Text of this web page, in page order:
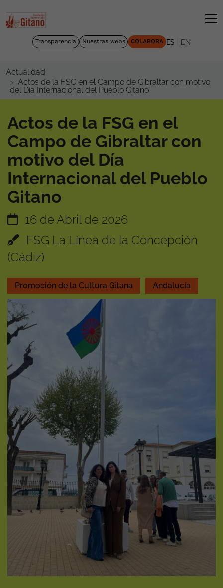
Transparencia Nuestras webs COLABORA ES EN
Actualidad
Actos de la FSG en el Campo de Gibraltar con motivo
del Día Internacional del Pueblo Gitano
Actos de la FSG en el
Campo de Gibraltar con
motivo del Día
Internacional del Pueblo
Gitano
16 de Abril de 2026
FSG La Línea de la Concepción
(Cádiz)
Promoción de la Cultura Gitana Andalucía